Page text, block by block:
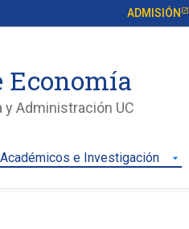
ADMISIÓN
y Administración UC
Académicos e Investigación arrow_drop_down